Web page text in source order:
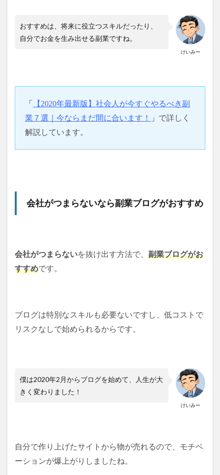
けいみー
おすすめは、将来に役立つスキルだったり、
自分でお金を生み出せる副業ですね。
「
【2020年最新版】社会人が今すぐやるべき副
業７選｜今ならまだ間に合います！
」 で詳しく
解説しています。
会社がつまらないなら副業ブログがおすすめ
会社がつまらないを抜け出す方法で、 副業ブログがお
すすめです。
ブログは特別なスキルも必要ないですし、低コストで
リスクなしで始められるからです。
けいみー
僕は2020年2月からブログを始めて、人生が大
きく変わりました！
自分で作り上げたサイトから物が売れるので、モチベ
ーションが爆上がりしましたね。